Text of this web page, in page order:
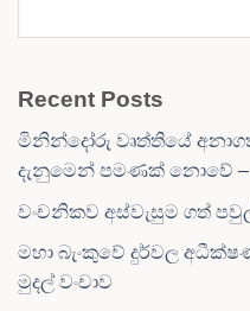
Recent Posts
මිනින්දෝරු වෘත්තියේ
දැනුමෙන් පමණක් නොවේ –
වංචනිකව අස්වැසුම ගත්
මහා බැංකුවේ දුර්වල
මුදල් වංචාව